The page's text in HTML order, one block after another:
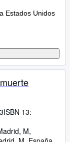
Estados Unidos
ISBN 13:
M,